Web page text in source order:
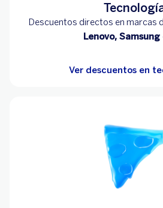
Descuentos directos en marcas
Lenovo, Samsung
Ver descuentos en